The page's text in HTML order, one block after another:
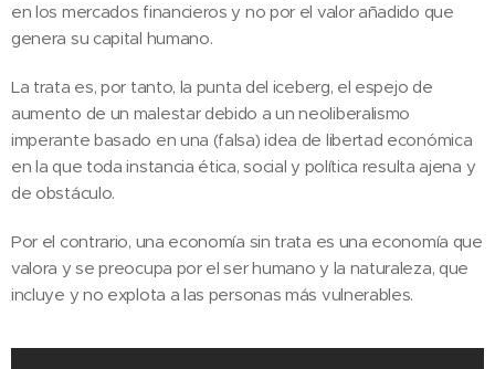
en los mercados financieros y no por el valor añadido que
genera su capital humano.
La trata es, por tanto, la punta del iceberg, el espejo de
aumento de un malestar debido a un neoliberalismo
imperante basado en una (falsa) idea de libertad económica
en la que toda instancia ética, social y política resulta ajena y
de obstáculo.
Por el contrario, una economía sin trata es una economía que
valora y se preocupa por el ser humano y la naturaleza, que
incluye y no explota a las personas más vulnerables.